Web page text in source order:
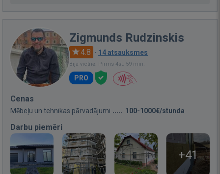
Zigmunds Rudzinskis
4.8 · 14 atsauksmes
Bija vietnē: Pirms 4st. 59 min.
PRO
Cenas
Mēbeļu un tehnikas pārvadājumi 100-1000€/stunda
Darbu piemēri
+41